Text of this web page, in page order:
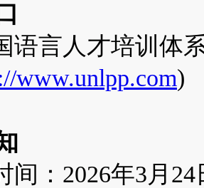
语言人才培训体
www.unlpp.com)
间： 2026年3月 24